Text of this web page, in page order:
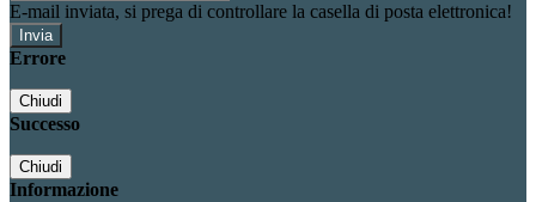
E-mail inviata, si prega di controllare la casella di posta elettronica!
Errore
Chiudi
Successo
Chiudi
Informazione